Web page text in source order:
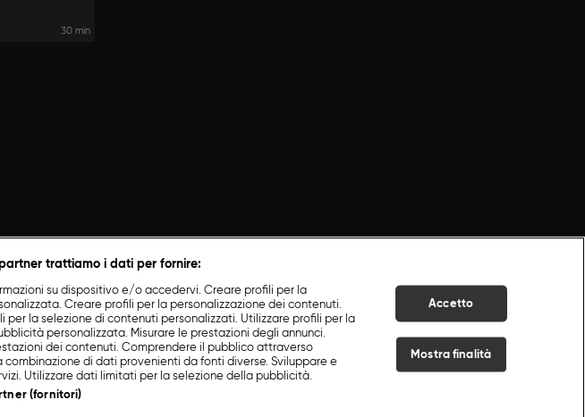
30 min
trattiamo i dati per fornire:
su dispositivo e/o accedervi. Creare profili per la
Creare profili per la personalizzazione dei contenuti.
per la selezione di contenuti personalizzati. Utilizzare profili per la
personalizzata. Misurare le prestazioni degli annunci.
dei contenuti. Comprendere il pubblico attraverso
combinazione di dati provenienti da fonti diverse. Sviluppare e
Utilizzare dati limitati per la selezione della pubblicità.
(fornitori)
Accetto
Mostra finalità